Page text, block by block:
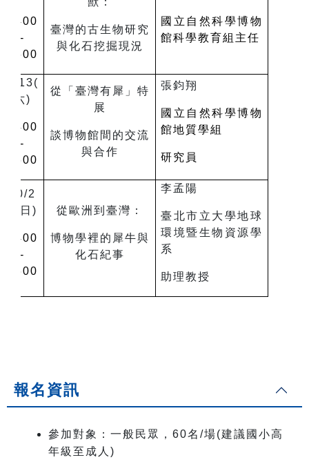
1400
-
1600
臺灣的古生物研究
與化石挖掘現況
國立自然科學博物
館科學教育組主任
9/13(
六)
1400
-
1600
從「臺灣有犀」特
展
談博物館間的交流
與合作
張鈞翔
國立自然科學博物
館地質學組
研究員
10/2
日 )
1400
-
1600
從歐洲到臺灣：
博物學裡的犀牛與
化石紀事
李孟陽
臺北市立大學地球
環境暨生物資源學
系
助理教授
報名資訊
參加對象：一般民眾， 60名 /場(建議國小高
年級至成人)